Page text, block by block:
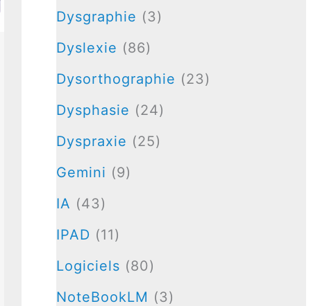
Dysgraphie (3)
Dyslexie (86)
Dysorthographie (23)
Dysphasie (24)
Dyspraxie (25)
Gemini (9)
IA (43)
IPAD (11)
Logiciels (80)
NoteBookLM (3)